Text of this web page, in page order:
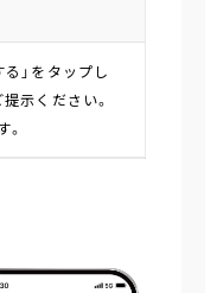
」をタップし
示ください。